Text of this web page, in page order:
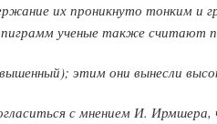
их проникнуто тонким и
ученые также считают
этим они вынесли
с мнением И.